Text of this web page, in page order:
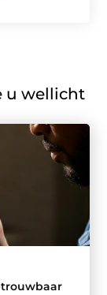
u wellicht